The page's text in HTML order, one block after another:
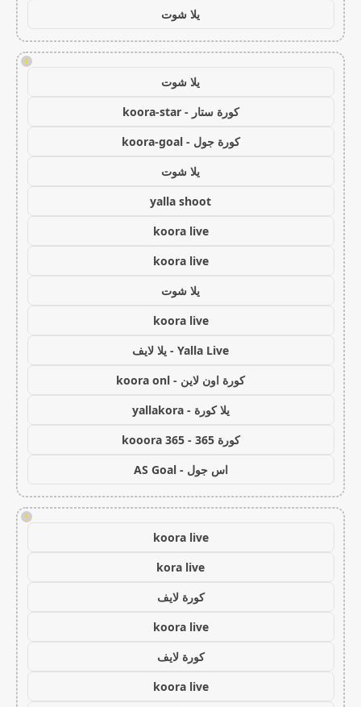
يلا شوت
!
يلا شوت
كورة ستار - koora-star
كورة جول - koora-goal
يلا شوت
yalla shoot
koora live
koora live
يلا شوت
koora live
Yalla Live - يلا لايف
كورة اون لاين - koora onl
يلا كورة - yallakora
كورة 365 - kooora 365
اس جول - AS Goal
!
koora live
kora live
كورة لايف
koora live
كورة لايف
koora live